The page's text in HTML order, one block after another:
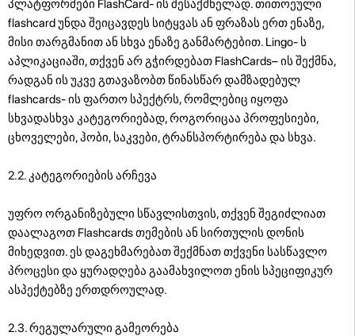
პლატფორმები FlashCard- ის შესაქმნელად. თითოეული
flashcard უნდა შეიცავდეს სიტყვას ან ფრაზას ერთ ენაზე,
მისი თარგმანით ან სხვა ენაზე განმარტებით. Lingo- ს
აპლიკაციაში, თქვენ არ გჭირდებათ FlashCards– ის შექმნა,
რადგან ის უკვე გთავაზობთ წინასწარ დამზადებულ
flashcards- ის ფართო სპექტრს, რომლებიც იყოფა
სხვადასხვა კატეგორიებად, როგორიცაა პროფესიები,
ცხოველები, ჰობი, საკვები, ტრანსპორტირება და სხვა.
2.2. კატეგორიების არჩევა
უფრო ორგანიზებული სწავლისთვის, თქვენ შეგიძლიათ
დაალაგოთ Flashcards თემების ან სირთულის დონის
მიხედვით. ეს დაგეხმარებათ შექმნათ თქვენი სასწავლო
პროცესი და ყურადღება გაამახვილოთ ენის სპეციფიკურ
ასპექტებზე ერთდროულად.
2.3. რეგულარული გამეორება